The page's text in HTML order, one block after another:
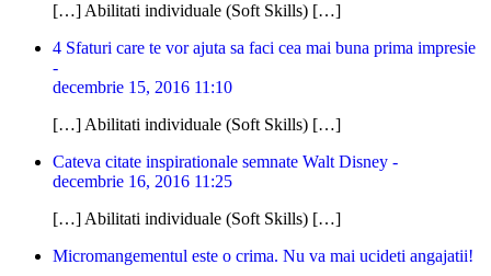
[…] Abilitati individuale (Soft Skills) […]
4 Sfaturi care te vor ajuta sa faci cea mai buna prima impresie
-
decembrie 15, 2016 11:10
[…] Abilitati individuale (Soft Skills) […]
Cateva citate inspirationale semnate Walt Disney -
decembrie 16, 2016 11:25
[…] Abilitati individuale (Soft Skills) […]
Micromangementul este o crima. Nu va mai ucideti angajatii!